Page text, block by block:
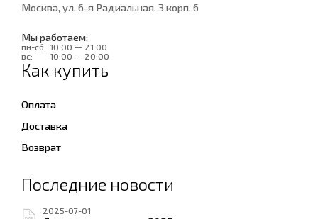
Москва, ул. 6-я Радиальная, 3 корп. 6
Мы работаем:
пн-сб: 10:00 — 21:00
вс:
10:00 — 20:00
Как купить
Оплата
Доставка
Возврат
Последние новости
2025-07-01